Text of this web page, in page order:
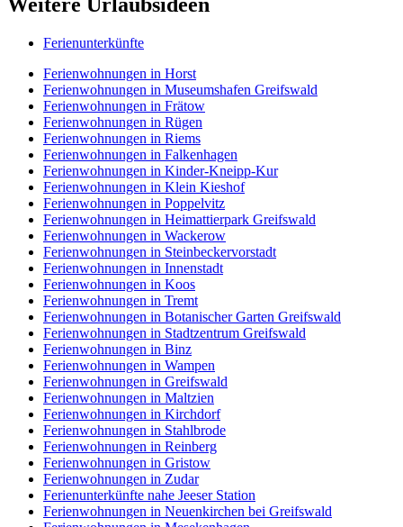
Weitere Urlaubsideen
Ferienunterkünfte
Ferienwohnungen in Horst
Ferienwohnungen in Museumshafen Greifswald
Ferienwohnungen in Frätow
Ferienwohnungen in Rügen
Ferienwohnungen in Riems
Ferienwohnungen in Falkenhagen
Ferienwohnungen in Kinder-Kneipp-Kur
Ferienwohnungen in Klein Kieshof
Ferienwohnungen in Poppelvitz
Ferienwohnungen in Heimattierpark Greifswald
Ferienwohnungen in Wackerow
Ferienwohnungen in Steinbeckervorstadt
Ferienwohnungen in Innenstadt
Ferienwohnungen in Koos
Ferienwohnungen in Tremt
Ferienwohnungen in Botanischer Garten Greifswald
Ferienwohnungen in Stadtzentrum Greifswald
Ferienwohnungen in Binz
Ferienwohnungen in Wampen
Ferienwohnungen in Greifswald
Ferienwohnungen in Maltzien
Ferienwohnungen in Kirchdorf
Ferienwohnungen in Stahlbrode
Ferienwohnungen in Reinberg
Ferienwohnungen in Gristow
Ferienwohnungen in Zudar
Ferienunterkünfte nahe Jeeser Station
Ferienwohnungen in Neuenkirchen bei Greifswald